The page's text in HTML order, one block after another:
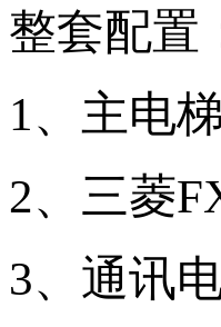
整套配置
1、主电
2、三菱
3、通讯